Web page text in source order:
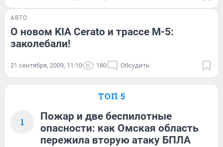
АВТО
О новом KIA Cerato и трассе М-5:
заколебали!
21 сентября, 2009, 11:10 180 Обсудить
ТОП 5
1
Пожар и две беспилотные
опасности: как Омская область
пережила вторую атаку БПЛА